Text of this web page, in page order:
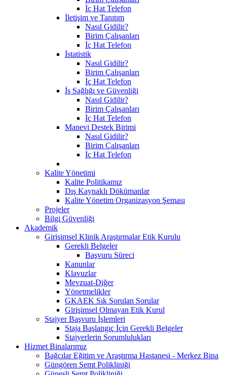
İç Hat Telefon
İletişim ve Tanıtım
Nasıl Gidilir?
Birim Çalışanları
İç Hat Telefon
İstatistik
Nasıl Gidilir?
Birim Çalışanları
İç Hat Telefon
İş Sağlığı ve Güvenliği
Nasıl Gidilir?
Birim Çalışanları
İç Hat Telefon
Manevi Destek Birimi
Nasıl Gidilir?
Birim Çalışanları
İç Hat Telefon
Kalite Yönetimi
Kalite Politikamız
Dış Kaynaklı Dökümanlar
Kalite Yönetim Organizasyon Şeması
Projeler
Bilgi Güvenliği
Akademik
Girişimsel Klinik Araştırmalar Etik Kurulu
Gerekli Belgeler
Başvuru Süreci
Kanunlar
Klavuzlar
Mevzuat-Diğer
Yönetmelikler
GKAEK Sık Sorulan Sorular
Girişimsel Olmayan Etik Kurul
Stajyer Başvuru İşlemleri
Staja Başlangıç İçin Gerekli Belgeler
Stajyerlerin Sorumlulukları
Hizmet Binalarımız
Bağcılar Eğitim ve Araştırma Hastanesi - Merkez Bina
Güngören Semt Polikliniği